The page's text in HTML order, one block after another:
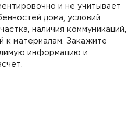
и не учитывает
дома, условий
наличия коммуникаций,
к материалам. Закажите
информацию и